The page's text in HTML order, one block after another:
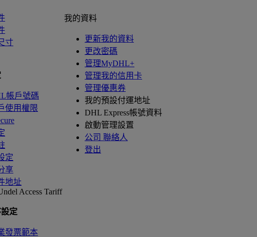
寸
帳戶號碼
使用權限
定
享
地址
Access Tariff
定
發票範本
我的資料
更新我的資料
更改密碼
管理MyDHL+
管理我的信用卡
管理優惠券
我的預設付運地址
DHL Express帳號資料
啟動管理設置
公司 聯絡人
登出